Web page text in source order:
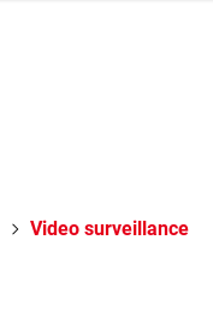
Video surveillance